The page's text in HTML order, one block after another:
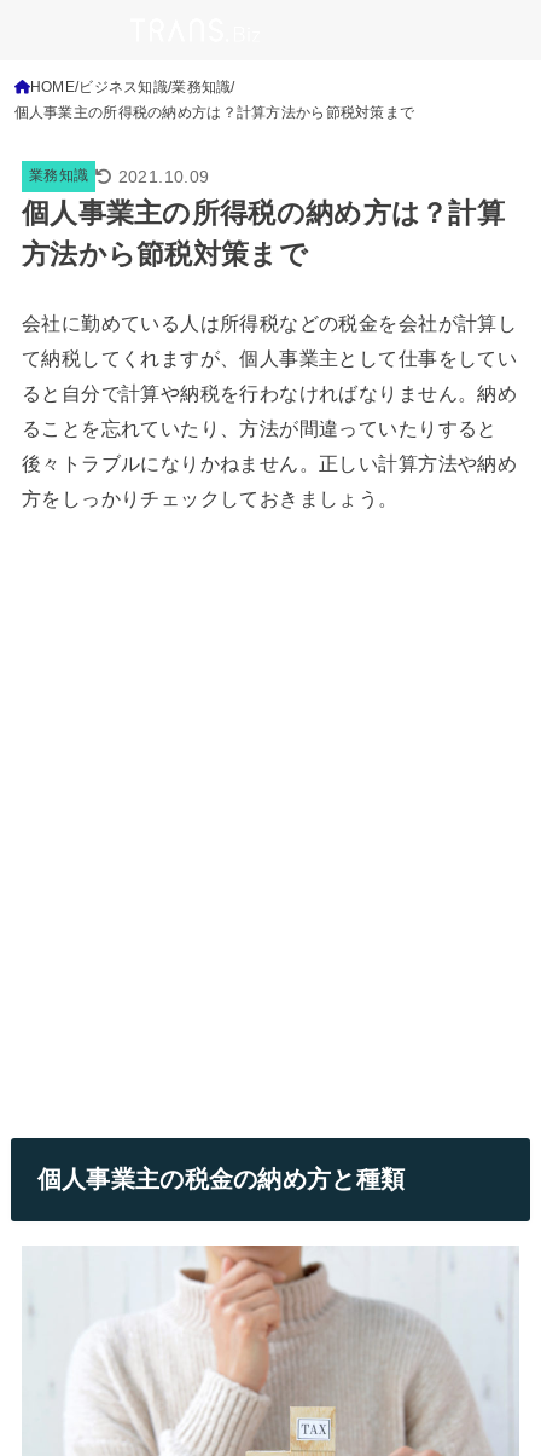
HOME ビジネス知識 業務知識
個人事業主の所得税の納め方は？計算方法から節税対策まで
業務知識 2021.10.09
個人事業主の所得税の納め方は？計算
方法から節税対策まで
会社に勤めている人は所得税などの税金を会社が計算し
て納税してくれますが、個人事業主として仕事をしてい
ると自分で計算や納税を行わなければなりません。納め
ることを忘れていたり、方法が間違っていたりすると
後々トラブルになりかねません。正しい計算方法や納め
方をしっかりチェックしておきましょう。
個人事業主の税金の納め方と種類